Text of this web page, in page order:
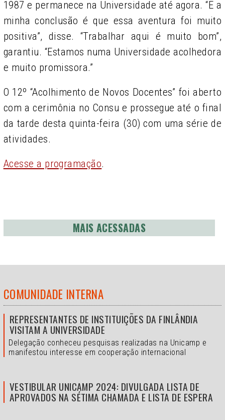
1987 e permanece na Universidade até agora. “E a
minha conclusão é que essa aventura foi muito
positiva”, disse. “Trabalhar aqui é muito bom”,
garantiu. “Estamos numa Universidade acolhedora
e muito promissora.”
O 12º “Acolhimento de Novos Docentes” foi aberto
com a cerimônia no Consu e prossegue até o final
da tarde desta quinta-feira (30) com uma série de
atividades.
Acesse a programação.
MAIS ACESSADAS
COMUNIDADE INTERNA
REPRESENTANTES DE INSTITUIÇÕES DA FINLÂNDIA
VISITAM A UNIVERSIDADE
Delegação conheceu pesquisas realizadas na Unicamp e
manifestou interesse em cooperação internacional
VESTIBULAR UNICAMP 2024: DIVULGADA LISTA DE
APROVADOS NA SÉTIMA CHAMADA E LISTA DE ESPERA